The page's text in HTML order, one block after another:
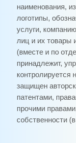
наименования,
логотипы,
услуги,
лиц и их товары
(вместе и по
принадлежит,
контролируется
защищен
патентами,
прочими
собственности